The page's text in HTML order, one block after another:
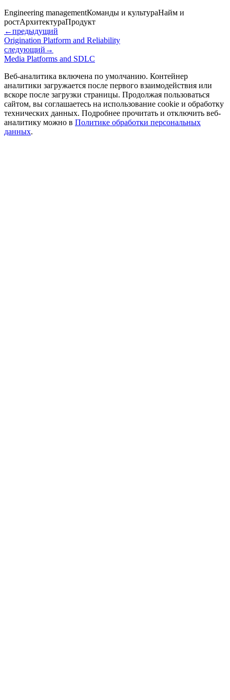
Engineering managementКоманды и культураНайм и
ростАрхитектураПродукт
←предыдущий
Origination Platform and Reliability
следующий →
Media Platforms and SDLC
Веб-аналитика включена по умолчанию. Контейнер
аналитики загружается после первого взаимодействия или
вскоре после загрузки страницы. Продолжая пользоваться
сайтом, вы соглашаетесь на использование cookie и обработку
технических данных. Подробнее прочитать и отключить веб-
аналитику можно в Политике обработки персональных
данных.